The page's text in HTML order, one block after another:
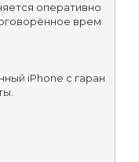
оперативно
врем
iPhone с гаран